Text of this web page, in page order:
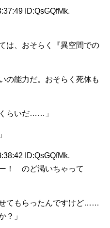
ID:QsGQfMk.
は、おそらく『異空間での
の能力だ。おそらく死体も
らいだ……」
ID:QsGQfMk.
！ のど渇いちゃって
てもらったんですけど……
？」